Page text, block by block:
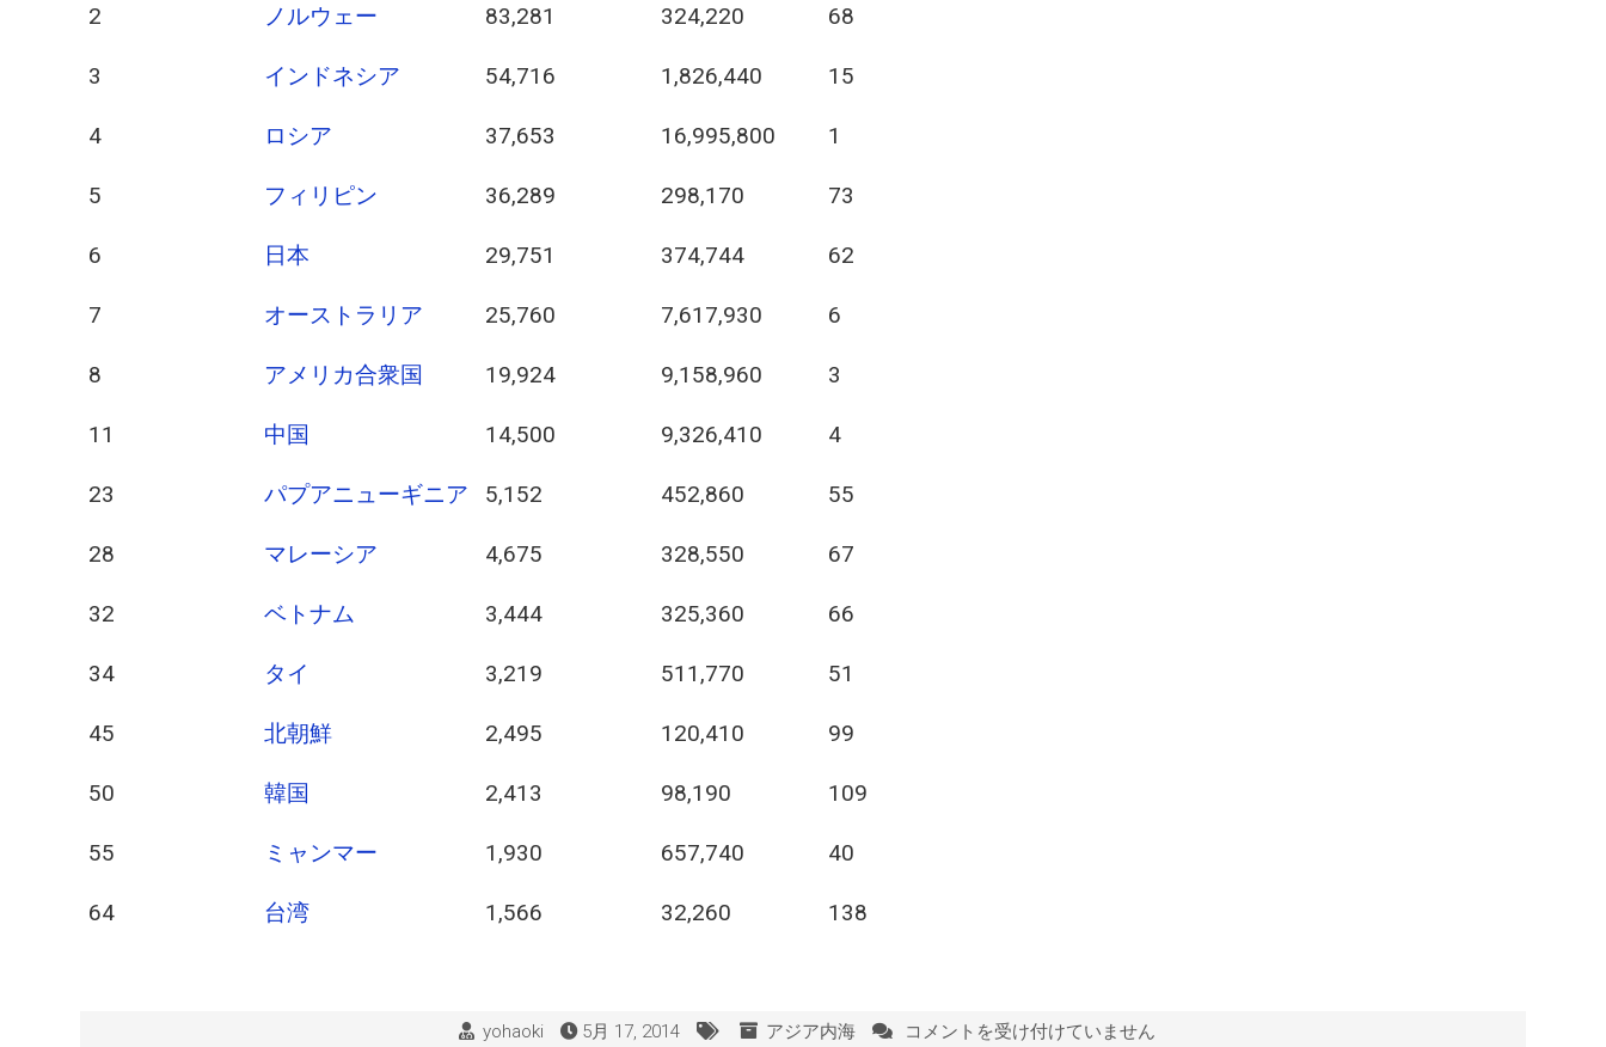
2 ノルウェー 83,281 324,220 68
3 インドネシア 54,716 1,826,440 15
4 ロシア 37,653 16,995,800 1
5 フィリピン 36,289 298,170 73
6 日本 29,751 374,744 62
7 オーストラリア 25,760 7,617,930 6
8 アメリカ合衆国 19,924 9,158,960 3
11 中国 14,500 9,326,410 4
23 パプアニューギニア 5,152 452,860 55
28 マレーシア 4,675 328,550 67
32 ベトナム 3,444 325,360 66
34 タイ 3,219 511,770 51
45 北朝鮮 2,495 120,410 99
50 韓国 2,413 98,190 109
55 ミャンマー 1,930 657,740 40
64 台湾 1,566 32,260 138
yohaoki 5月 17, 2014 アジア内海
日
コメントを受け付けていません